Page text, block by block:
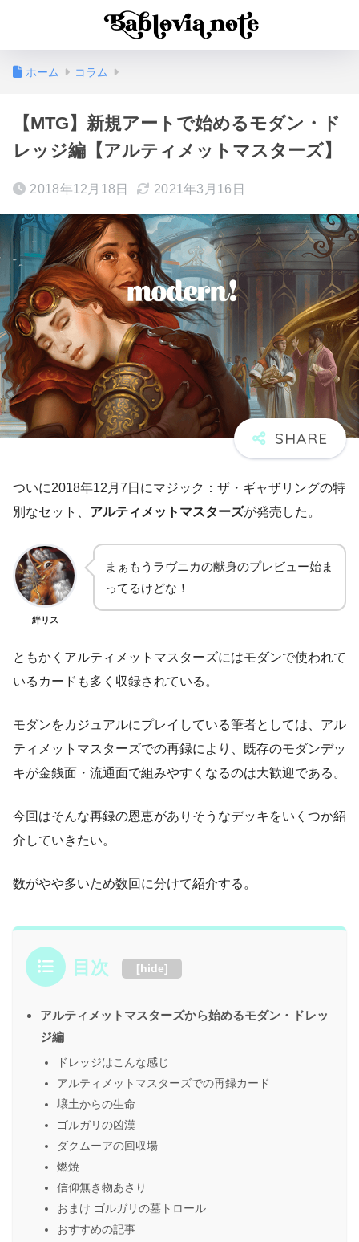
ホーム コラム
【MTG】新規アートで始めるモダン・ド
レッジ編【アルティメットマスターズ】
2018年12月18日 2021年3月16日
ついに2018年12月7日にマジック：ザ・ギャザリングの特
別なセット、 アルティメットマスターズが発売した。
絆リス
まぁもうラヴニカの献身のプレビュー始ま
ってるけどな！
ともかくアルティメットマスターズにはモダンで使われて
いるカードも多く収録されている。
モダンをカジュアルにプレイしている筆者としては、アル
ティメットマスターズでの再録により、既存のモダンデッ
キが金銭面・流通面で組みやすくなるのは大歓迎である。
今回はそんな再録の恩恵がありそうなデッキをいくつか紹
介していきたい。
数がやや多いため数回に分けて紹介する。
目次 [hide]
アルティメットマスターズから始めるモダン・ドレッ
ジ編
ドレッジはこんな感じ
アルティメットマスターズでの再録カード
壌土からの生命
ゴルガリの凶漢
ダクムーアの回収場
燃焼
信仰無き物あさり
おまけ ゴルガリの墓トロール
おすすめの記事